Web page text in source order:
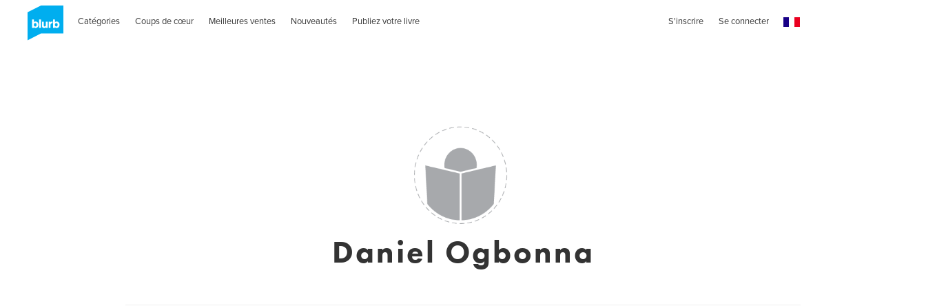
Catégories Coups de cœur Meilleures ventes Nouveautés Publiez votre livre S'inscrire Se connecter
Daniel Ogbonna